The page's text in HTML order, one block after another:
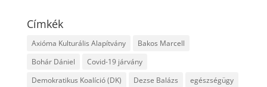
Címkék
Axióma Kulturális Alapítvány
Bakos Marcell
Bohár Dániel
Covid-19 járvány
Demokratikus Koalíció (DK)
Dezse Balázs
egészségügy